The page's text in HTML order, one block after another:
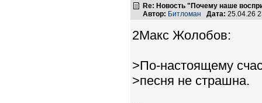
Re: Новость "Почему наше
Автор: Битломан Дата: 25.04.26
2Макс Жолобов:
>По-настоящему
>песня не страшна.